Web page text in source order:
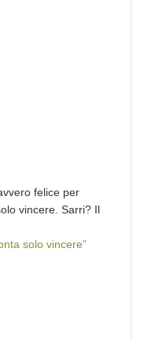
felice per
vincere. Sarri? Il
solo vincere”